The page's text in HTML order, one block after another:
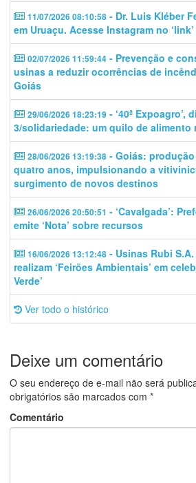
11/07/2026 08:10:58 - Dr. Luis Kléber
em Uruaçu. Acesse Instagram no
02/07/2026 11:59:44 - Prevenção e
usinas a reduzir ocorrências de
Goiás
29/06/2026 18:23:19 - ‘40ª Expoagro’,
3/solidariedade: um quilo de alimento
28/06/2026 13:19:38 - Goiás:
quatro anos, impulsionando a
surgimento de novos destinos
26/06/2026 20:50:51 - ‘Cavalgada’:
emite ‘Nota’ sobre recursos
16/06/2026 13:12:48 - Usinas Rubi
realizam ‘Feirões Ambientais’ em
Verde’
Ver todo o histórico
Deixe um comentário
O seu endereço de e-mail não será
obrigatórios são marcados com *
Comentário